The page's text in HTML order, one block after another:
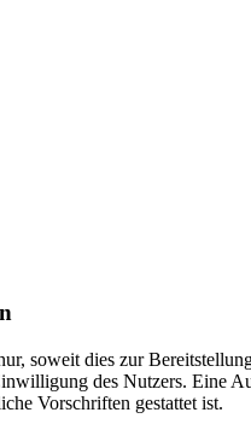
soweit dies zur
des Nutzers.
Vorschriften gestattet ist.